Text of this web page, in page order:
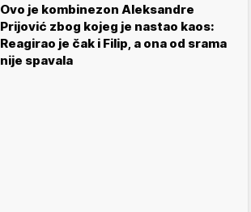
Ovo je kombinezon Aleksandre
Prijović zbog kojeg je nastao kaos:
Reagirao je čak i Filip, a ona od srama
nije spavala